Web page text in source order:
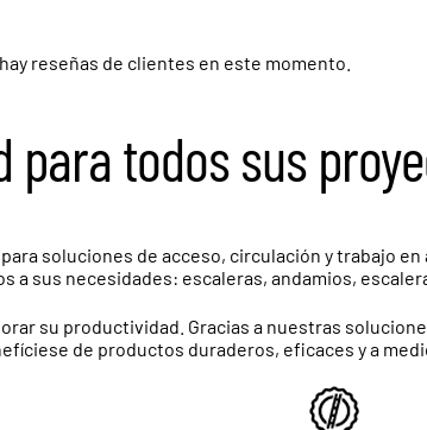
reseñas de clientes en este momento.
para todos sus
soluciones de acceso, circulación y trabajo
sus necesidades: escaleras, andamios,
su productividad. Gracias a nuestras
de productos duraderos, eficaces y a